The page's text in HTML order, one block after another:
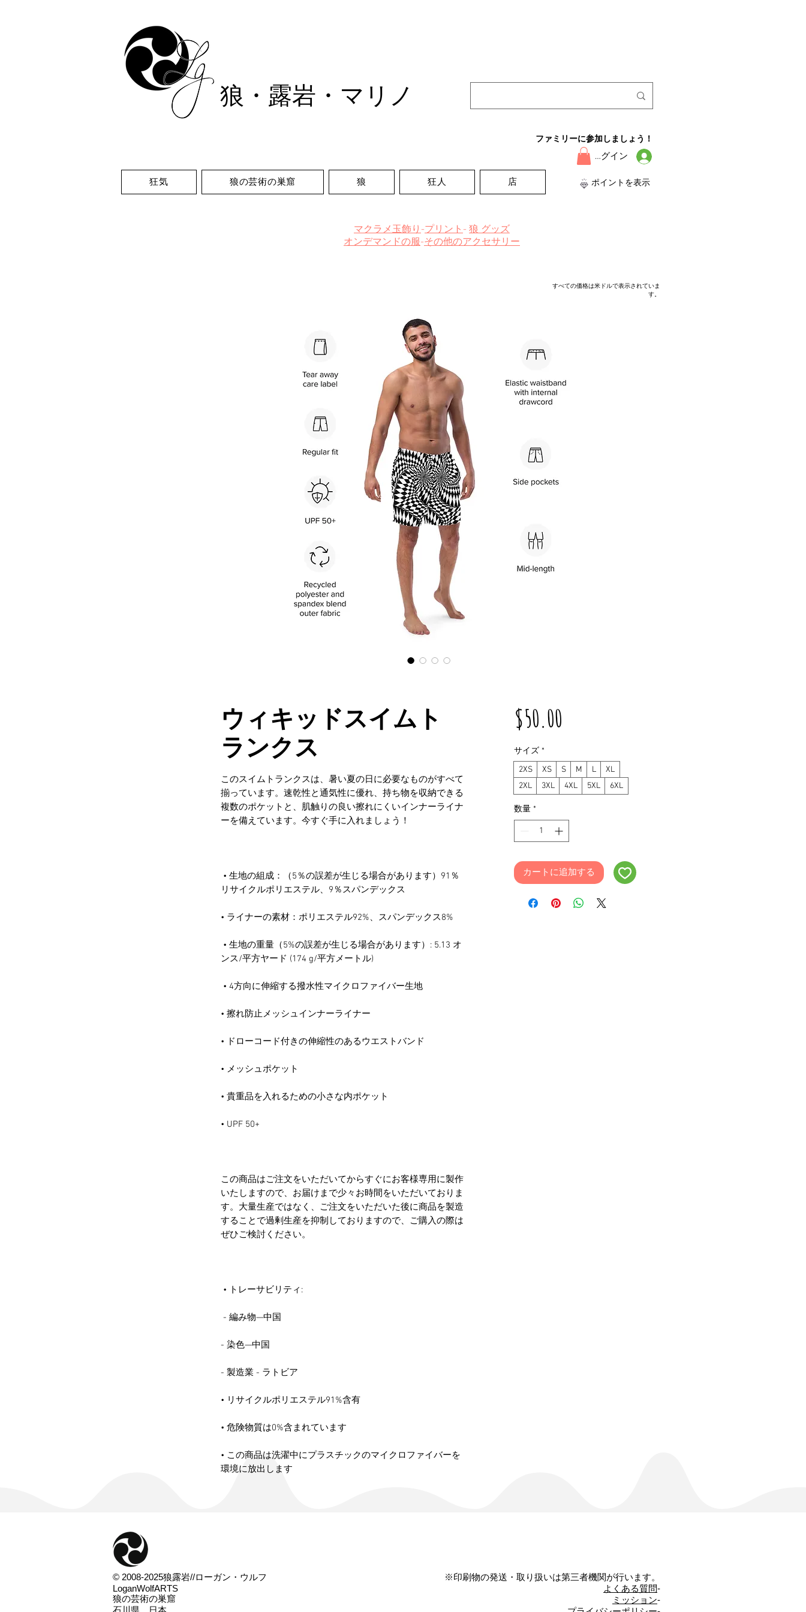
狼 ・露岩・マリノ
ファミリーに参加しましょう！
狂気 狼の芸術の巣窟 狼 狂人 店
ログイン
ポイントを表示
ウィキッドスイムト
ランクス
このスイムトランクスは、暑い夏の日に必要なものがすべて
揃っています。速乾性と通気性に優れ、持ち物を収納できる
複数のポケットと、肌触りの良い擦れにくいインナーライナ
この商品はご注文をいただいてからすぐにお客様専用に製作
いたしますので、お届けまで少々お時間をいただいておりま
す。大量生産ではなく、ご注文をいただいた後に商品を製造
することで過剰生産を抑制しておりますので、ご購入の際は
• この商品は洗濯中にプラスチックのマイクロファイバーを
環境に放出します
$50.00
サイズ *
2XS
XS S M L
XL
2XL
3XL 4XL 5XL 6XL
数量 *
カートに追加する
すべての価格は米ドルで表示されていま
す。
マクラメ玉飾り -プリント - 狼 グッズ
オンデマンドの服-その他のアクセサリー
© 2008-2025狼露岩//ローガン・ウルフ
LoganWolfARTS
狼の芸術の巣窟
石川県、日本。
※印刷物の発送・取り扱いは第三者機関が行います。
よくある質問-
ミッション-